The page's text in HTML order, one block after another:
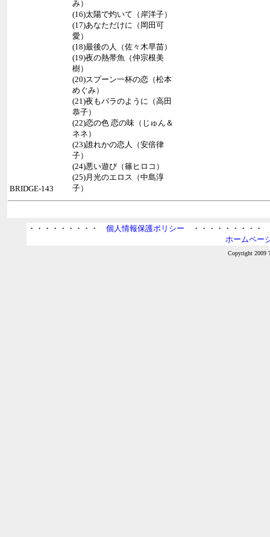
み）
(16)太陽で灼いて（岸洋子）
(17)あなただけに（岡田可
愛）
(18)最後の人（佐々木早苗）
(19)夜の熱帯魚（仲宗根美
樹）
(20)スプーン一杯の恋（松本
めぐみ）
(21)夜もバラのように（高田
恭子）
(22)恋の色 恋の味（じゅん＆
ネネ）
(23)誰れかの恋人（安倍律
子）
(24)悪い遊び（篠ヒロコ）
(25)月光のエロス（中島淳
子）
BRIDGE-143
・・・・・・・・・個人情報保護ポリシー ・・・・・・・・
ホームペー
Copyright 2009